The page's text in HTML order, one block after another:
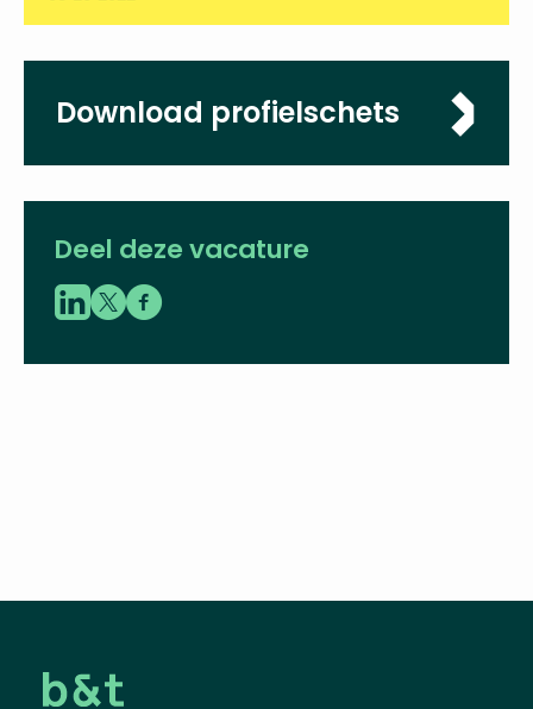
Download profielschets
Deel deze vacature